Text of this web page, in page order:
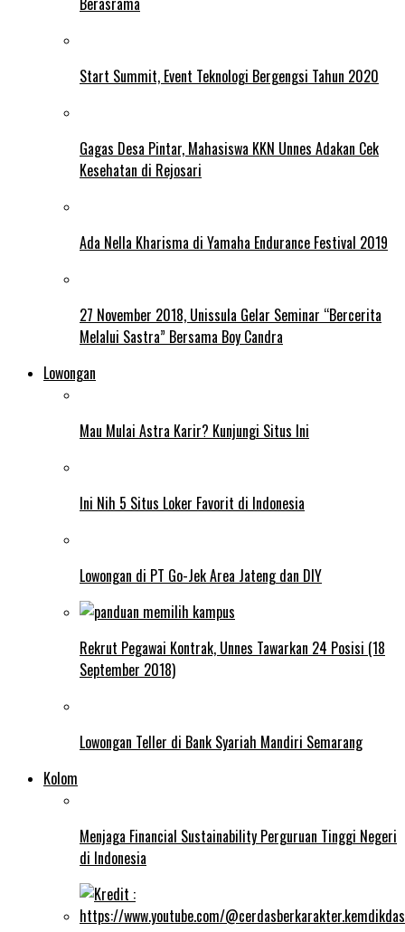
Start Summit, Event Teknologi Bergengsi Tahun 2020
Gagas Desa Pintar, Mahasiswa KKN Unnes Adakan Cek
Kesehatan di Rejosari
Ada Nella Kharisma di Yamaha Endurance Festival 2019
27 November 2018, Unissula Gelar Seminar “Bercerita
Melalui Sastra” Bersama Boy Candra
Lowongan
Mau Mulai Astra Karir? Kunjungi Situs Ini
Ini Nih 5 Situs Loker Favorit di Indonesia
Lowongan di PT Go-Jek Area Jateng dan DIY
Rekrut Pegawai Kontrak, Unnes Tawarkan 24 Posisi (18
September 2018)
Lowongan Teller di Bank Syariah Mandiri Semarang
Kolom
Menjaga Financial Sustainability Perguruan Tinggi Negeri
di Indonesia